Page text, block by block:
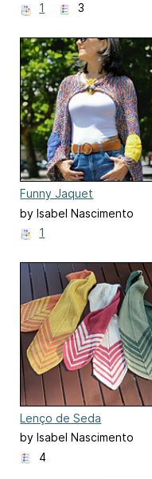
1
3
Funny Jaquet
by Isabel Nascimento
1
Lenço de Seda
by Isabel Nascimento
4